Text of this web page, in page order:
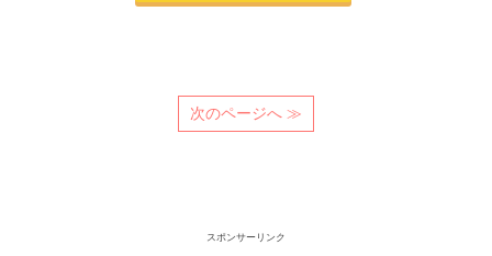
次のページへ ≫
スポンサーリンク